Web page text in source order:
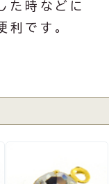
た時などに
利です。